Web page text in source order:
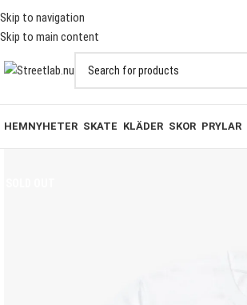
Skip to navigation
Skip to main content
PÅ BESTÄLLNINGAR ÖVER 1000KR
HEMNYHETER SKATE KLÄDER SKOR PRYLAR